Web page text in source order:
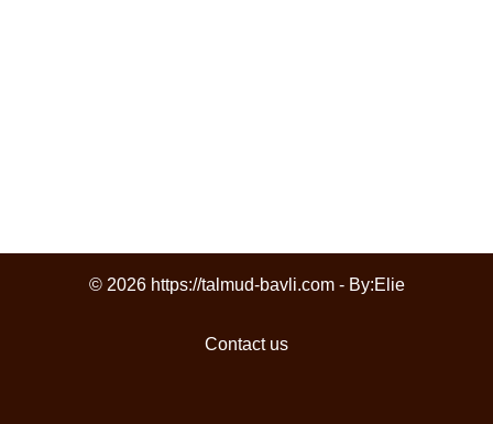
© 2026 https://talmud-bavli.com - By:Elie
Contact us